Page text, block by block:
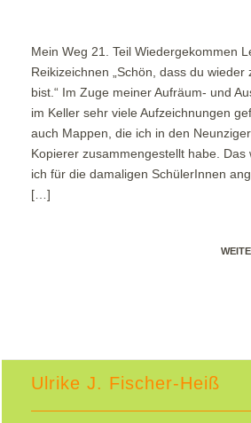
Mein Weg 21. Teil Wiedergekommen
Reikizeichnen „Schön, dass du wieder
bist.“ Im Zuge meiner Aufräum- und
im Keller sehr viele Aufzeichnungen
auch Mappen, die ich in den
Kopierer zusammengestellt habe.
ich für die damaligen SchülerInnen
[…]
Ulrike J. Fischer-Heiß